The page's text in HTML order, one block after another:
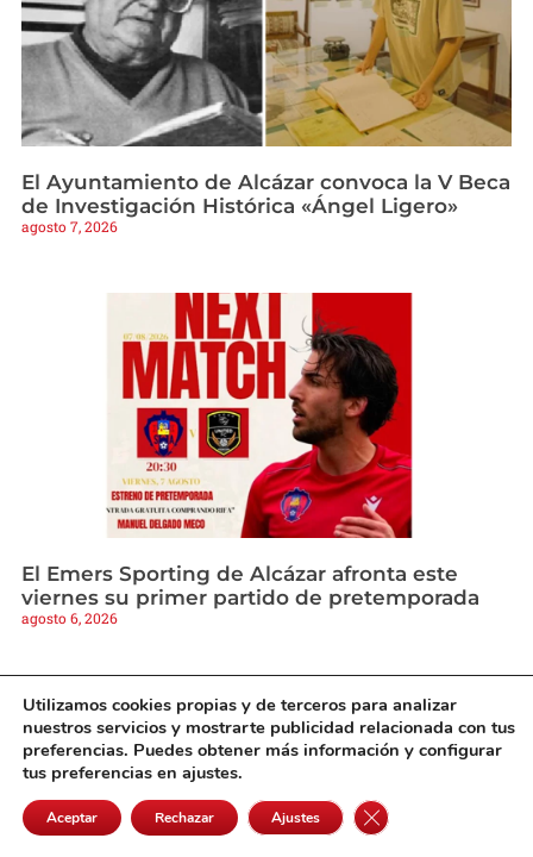
El Ayuntamiento de Alcázar convoca la V Beca
de Investigación Histórica «Ángel Ligero»
agosto 7, 2026
El Emers Sporting de Alcázar afronta este
viernes su primer partido de pretemporada
agosto 6, 2026
Utilizamos cookies propias y de terceros para analizar
nuestros servicios y mostrarte publicidad relacionada con tus
preferencias. Puedes obtener más información y configurar
tus preferencias en ajustes.
Aceptar Rechazar Ajustes Cerrar el banner de